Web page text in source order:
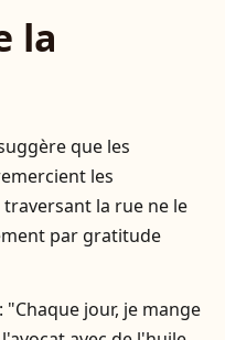
la
que les
les
la rue ne le
par gratitude
"Chaque jour, je mange